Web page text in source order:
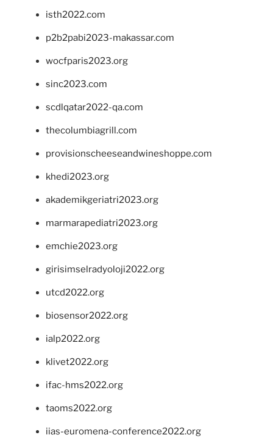
isth2022.com
p2b2pabi2023-makassar.com
wocfparis2023.org
sinc2023.com
scdlqatar2022-qa.com
thecolumbiagrill.com
provisionscheeseandwineshoppe.com
khedi2023.org
akademikgeriatri2023.org
marmarapediatri2023.org
emchie2023.org
girisimselradyoloji2022.org
utcd2022.org
biosensor2022.org
ialp2022.org
klivet2022.org
ifac-hms2022.org
taoms2022.org
iias-euromena-conference2022.org